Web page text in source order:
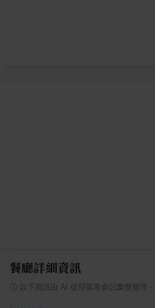
餐廳詳細資訊
以下資訊由 AI 從部落客食記彙整整理